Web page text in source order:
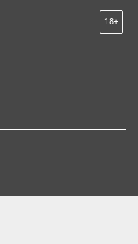
18+